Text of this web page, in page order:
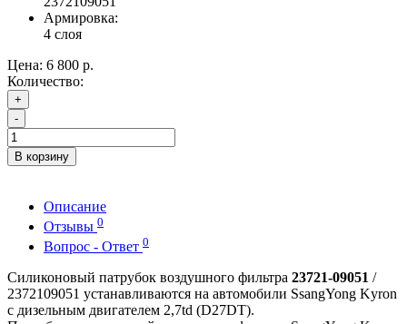
Армировка:
4 слоя
Цена: 6 800 р.
Количество:
+
-
В корзину
Описание
Отзывы 0
Вопрос - Ответ 0
Силиконовый патрубок воздушного фильтра 23721-09051 /
2372109051 устанавливаются на автомобили SsangYong Kyron
с дизельным двигателем 2,7td (D27DT).